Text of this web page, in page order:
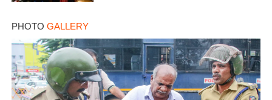
PHOTO GALLERY